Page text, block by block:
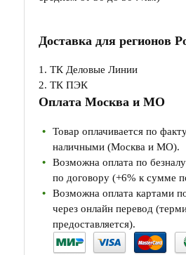
Доставка для регионов
1. ТК Деловые Линии
2. ТК ПЭК
Оплата Москва и МО
Товар оплачивается по
наличными (Москва и МО).
Возможна оплата по
по договору (+6% к сумме
Возможна оплата картами
через онлайн перевод
предоставляется).